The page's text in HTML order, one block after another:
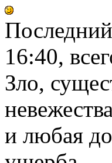
16:40,
Зло,
и любая